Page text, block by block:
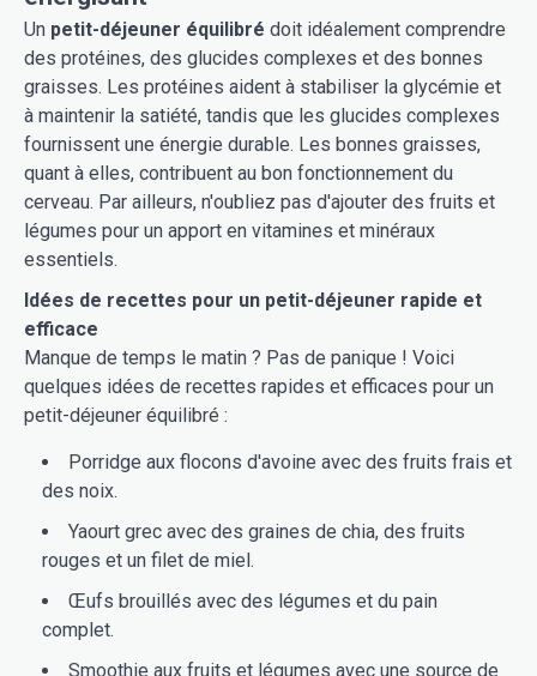
Un petit-déjeuner équilibré doit idéalement comprendre
des protéines, des glucides complexes et des bonnes
graisses. Les protéines aident à stabiliser la glycémie et
à maintenir la satiété, tandis que les glucides complexes
fournissent une énergie durable. Les bonnes graisses,
quant à elles, contribuent au bon fonctionnement du
cerveau. Par ailleurs, n'oubliez pas d'ajouter des fruits et
légumes pour un apport en vitamines et minéraux
essentiels.
Idées de recettes pour un petit-déjeuner rapide et
efficace
Manque de temps le matin ? Pas de panique ! Voici
quelques idées de recettes rapides et efficaces pour un
petit-déjeuner équilibré :
Porridge aux flocons d'avoine avec des fruits frais et
des noix.
Yaourt grec avec des graines de chia, des fruits
rouges et un filet de miel.
Œufs brouillés avec des légumes et du pain
complet.
Smoothie aux fruits et légumes avec une source de